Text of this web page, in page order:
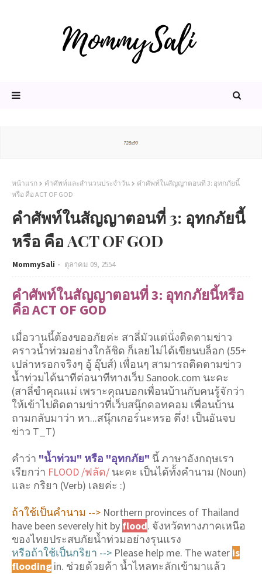
หน้าแรก คำศัพท์และสำนวนประจำวัน
คำศัพท์ในสัญญาตอนที่ 3: อุทกภัยนี้
หรือ คือ ACT OF GOD
คำศัพท์ในสัญญาตอนที่ 3: อุทกภัยนี้
หรือ คือ ACT OF GOD
MommySali ตุลาคม 09, 2554
คำศัพท์ในสัญญาตอนที่ 3: อุทกภัยนี้หรือ
คือ ACT OF GOD
เมื่อวานนี้ต้องขออภัยค่ะ สาลี่มัวแต่นั่งติดตามข่าว
คราวน้ำท่วมอย่างใกล้ชิด ก็เลยไม่ได้เขียนบล็อก (55+
เปล่าหรอกจริงๆ อู้ อุ๊บส์) เพื่อนๆ สามารถติดตามข่าว
น้ำท่วมได้นาทีต่อนาทีทางเว็บ Sanook.com นะคะ
(สาลี่ขำคุณแม่ เพราะคุณบอกเพื่อนบ้านกับคนรู้จักว่า
ให้เข้าไปติดตามข่าวที่เว็บสนุ๊กดอทคอม เพื่อนบ้าน
ถามกลับมาว่า หา...สนุ๊กเกอร์นะหรอ ตึ่ง! เป็นอันจบ
ข่าว T_T)
คำว่า "น้ำท่วม" หรือ "อุทกภัย" นี้ ภาษาอังกฤษเรา
เรียกว่า FLOOD /ฟลัด/ นะคะ เป็นได้ทั้งคำนาม (Noun)
และ กริยา (Verb) เลยค่ะ :)
ถ้าใช้เป็นคำนาม --> Northern provinces of Thailand
have been severely hit by flood. จังหวัดทางภาคเหนือ
ของไทยประสบภัยน้ำท่วมอย่างรุนแรง
หรือถ้าใช้เป็นกริยา --> Please help me. The water is
flooding in. ช่วยด้วยค้า น้ำไหลทะลักเข้ามาแล้ว